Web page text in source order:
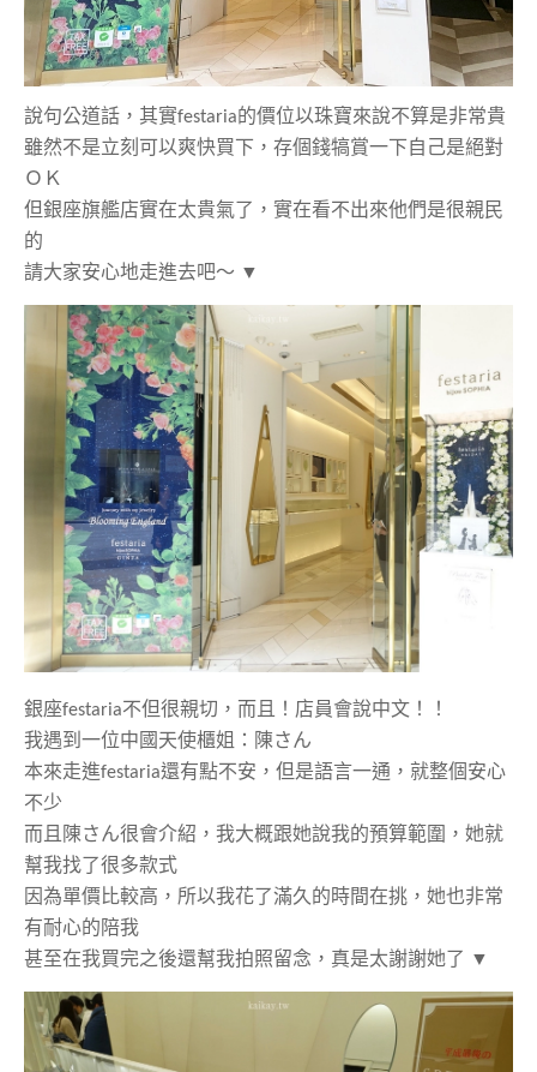
說句公道話，其實festaria的價位以珠寶來說不算是非常貴
雖然不是立刻可以爽快買下，存個錢犒賞一下自己是絕對
ＯＫ
但銀座旗艦店實在太貴氣了，實在看不出來他們是很親民
的
請大家安心地走進去吧～ ▼
銀座festaria不但很親切，而且！店員會說中文！！
我遇到一位中國天使櫃姐：陳さん
本來走進festaria還有點不安，但是語言一通，就整個安心
不少
而且陳さん很會介紹，我大概跟她說我的預算範圍，她就
幫我找了很多款式
因為單價比較高，所以我花了滿久的時間在挑，她也非常
有耐心的陪我
甚至在我買完之後還幫我拍照留念，真是太謝謝她了
▼